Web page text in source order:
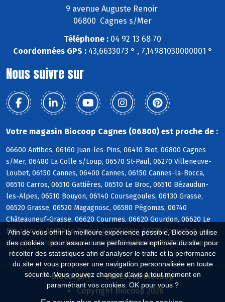
Afin de vous offrir la meilleure expérience possible, Biocoop utilise
des cookies : pour assurer une performance optimale du site, pour
récolter des statistiques afin d'analyser le trafic et la performance
du site et vous proposer une navigation personnalisée en toute
sécurité. Vous pouvez changer d'avis à tout moment en
paramétrant vos cookies. OK pour vous ?
9 avenue Auguste Renoir
06800 Cagnes s/Mer
Téléphone : 04 92 13 68 70
Coordonnées GPS :43,6633073 ° , 7,14981030000001 °
Nous suivre sur
Votre magasin Biocoop Cagnes (06800) est proche de :
06600 Antibes, 06160 Juan-les-Pins, 06410 Biot, 06800 Cagnes
s/Mer, 06480 La Colle s/Loup, 06570 St-Paul, 06270 Villeneuve-
Loubet, 06150 Cannes, 06400 Cannes, 06150 Cannes-la-Bocca,
06510 Carros, 06510 Gattières, 06510 Le Broc, 06510 Bézaudun-
les-Alpes, 06510 Bouyon, 06140 Coursegoules, 06130 Grasse,
06520 Grasse, 06520 Magagnosc, 06580 Pégomas, 06740
Châteauneuf-Grasse, 06620 Courmes, 06620 Gourdon, 06620 Le
Bar s/Loup, 06650 Le Rouret, 06650 Opio, 06330 Roquefort-les-
Pins, 06140 Tourrettes s/Loup, 06560 Valbonne, 06110 Le Cannet
Biocoop.fr
Le réseau Biocoop
Copyright Biocoop 2026